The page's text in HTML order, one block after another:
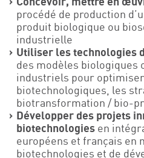
procédé de production
produit biologique ou
industrielle
Utiliser les technologies
des modèles biologiques
industriels pour
biotechnologiques, les
biotransformation / bio-
Développer des projets
biotechnologiesen
européens et français en
biotechnologies et de